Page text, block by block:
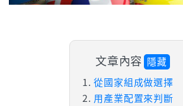
文章內容 隱藏
從國家組成做選擇
用產業配置來判斷